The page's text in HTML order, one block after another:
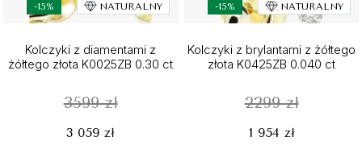
-15% NATURALNY
Kolczyki z diamentami z
żółtego złota K0025ZB 0.30 ct
3599 zł
3 059 zł
-15% NATURALNY
Kolczyki z brylantami z żółtego
złota K0425ZB 0.040 ct
2299 zł
1 954 zł